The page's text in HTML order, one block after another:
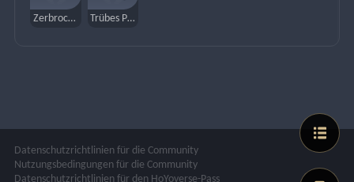
Zerbrochenes Prisma Trübes Prisma
Datenschutzrichtlinien für die Community
Nutzungsbedingungen für die Community
Datenschutzrichtlinien für den HoYoverse-Pass